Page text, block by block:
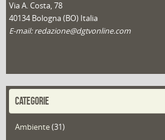
Via A. Costa, 78
40134 Bologna (BO) Italia
E-mail: redazione@dgtvonline.com
CATEGORIE
Ambiente(31)